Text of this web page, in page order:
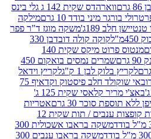
ווארהדס שקית 142 ג גלי בינס
בודד 10 גרם
מילקה
משקה מוגז ד"ר פפר
קוקה קולה דובדבן 330
מנטוס פרוט מיקס שקית 140
שמרים נמסים בואקום 450
לבן 1 ק"ג
לקריץ וידאל
דובאי שוקולד חלב פיסטוק וקדאיף 75
באצ'י מריר קלאסי שקית 125 ג'
30 גרם
אטריות
צמר גפן עם סוכריות קופצות ענבים / תות שקית 12
משקה בראבו אשכולית 300
משקה בראבו ענבים 300